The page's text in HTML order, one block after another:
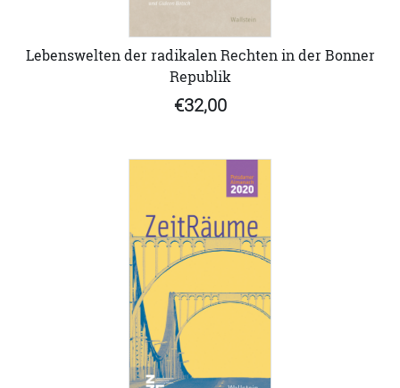
Lebenswelten der radikalen Rechten in der Bonner
Republik
€32,00